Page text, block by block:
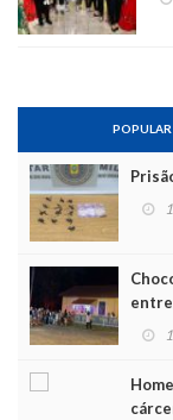
POPULAR
Noel